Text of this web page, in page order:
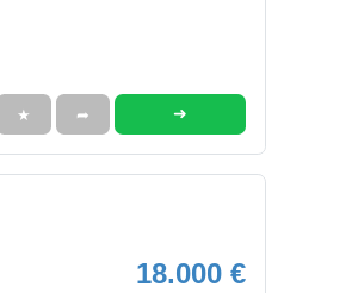
★ ➦ ➜
18.000 €